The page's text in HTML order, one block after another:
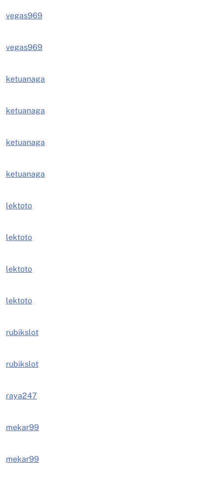
vegas969
vegas969
ketuanaga
ketuanaga
ketuanaga
ketuanaga
lektoto
lektoto
lektoto
lektoto
rubikslot
rubikslot
raya247
mekar99
mekar99